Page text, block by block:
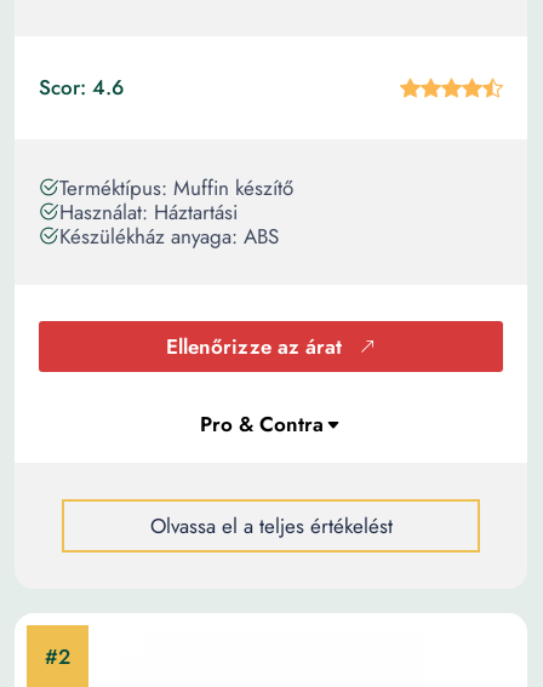
Scor: 4.6
Terméktípus: Muffin készítő
Használat: Háztartási
Készülékház anyaga: ABS
Ellenőrizze az árat
Olvassa el a teljes értékelést